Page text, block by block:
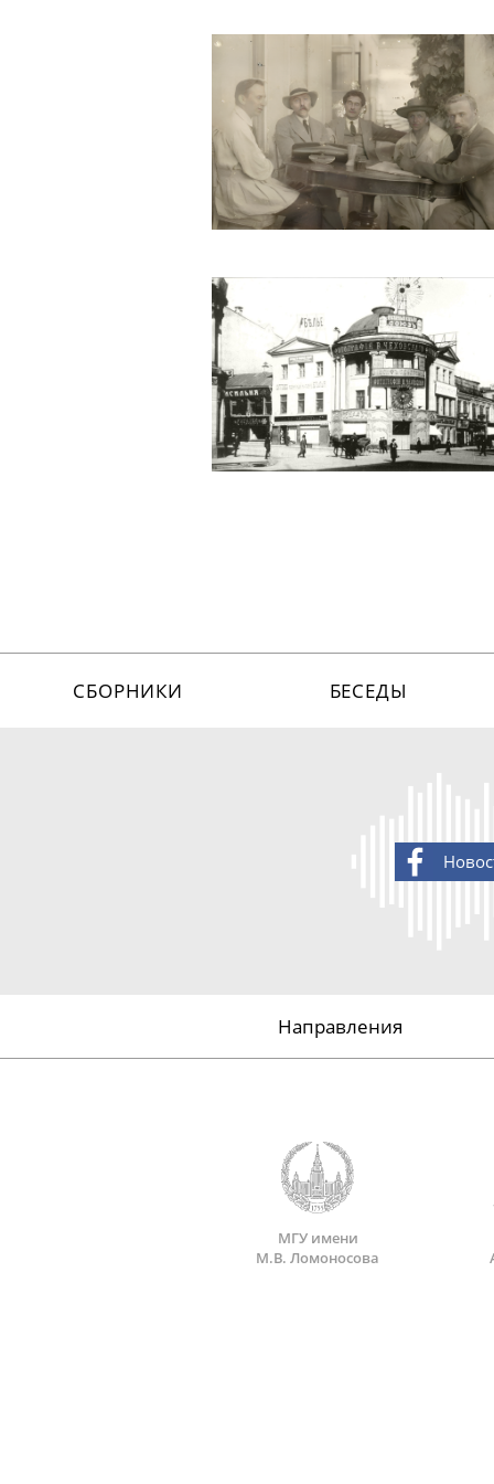
СБОРНИКИ БЕСЕДЫ
Направления
МГУ имени
М.В. Ломоносова